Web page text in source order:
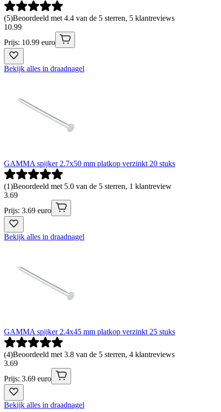
(5)Beoordeeld met 4.4 van de 5 sterren, 5 klantreviews
10.99
Prijs: 10.99 euro
Bekijk alles in draadnagel
GAMMA spijker 2.7x50 mm platkop verzinkt 20 stuks
(1)Beoordeeld met 5.0 van de 5 sterren, 1 klantreview
3.69
Prijs: 3.69 euro
Bekijk alles in draadnagel
GAMMA spijker 2.4x45 mm platkop verzinkt 25 stuks
(4)Beoordeeld met 3.8 van de 5 sterren, 4 klantreviews
3.69
Prijs: 3.69 euro
Bekijk alles in draadnagel